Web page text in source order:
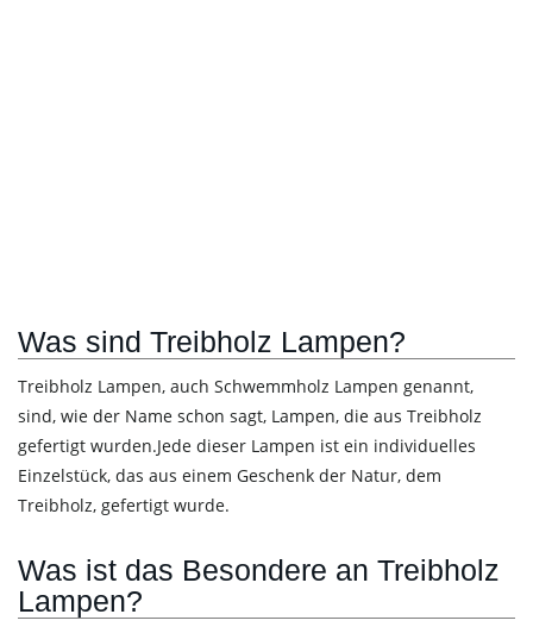
Was sind Treibholz Lampen?
Treibholz Lampen, auch Schwemmholz Lampen genannt,
sind, wie der Name schon sagt, Lampen, die aus Treibholz
gefertigt wurden.Jede dieser Lampen ist ein individuelles
Einzelstück, das aus einem Geschenk der Natur, dem
Treibholz, gefertigt wurde.
Was ist das Besondere an Treibholz
Lampen?